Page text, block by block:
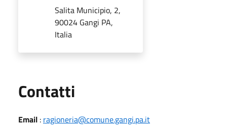
Salita Municipio, 2,
90024 Gangi PA,
Italia
Contatti
Email : ragioneria@comune.gangi.pa.it